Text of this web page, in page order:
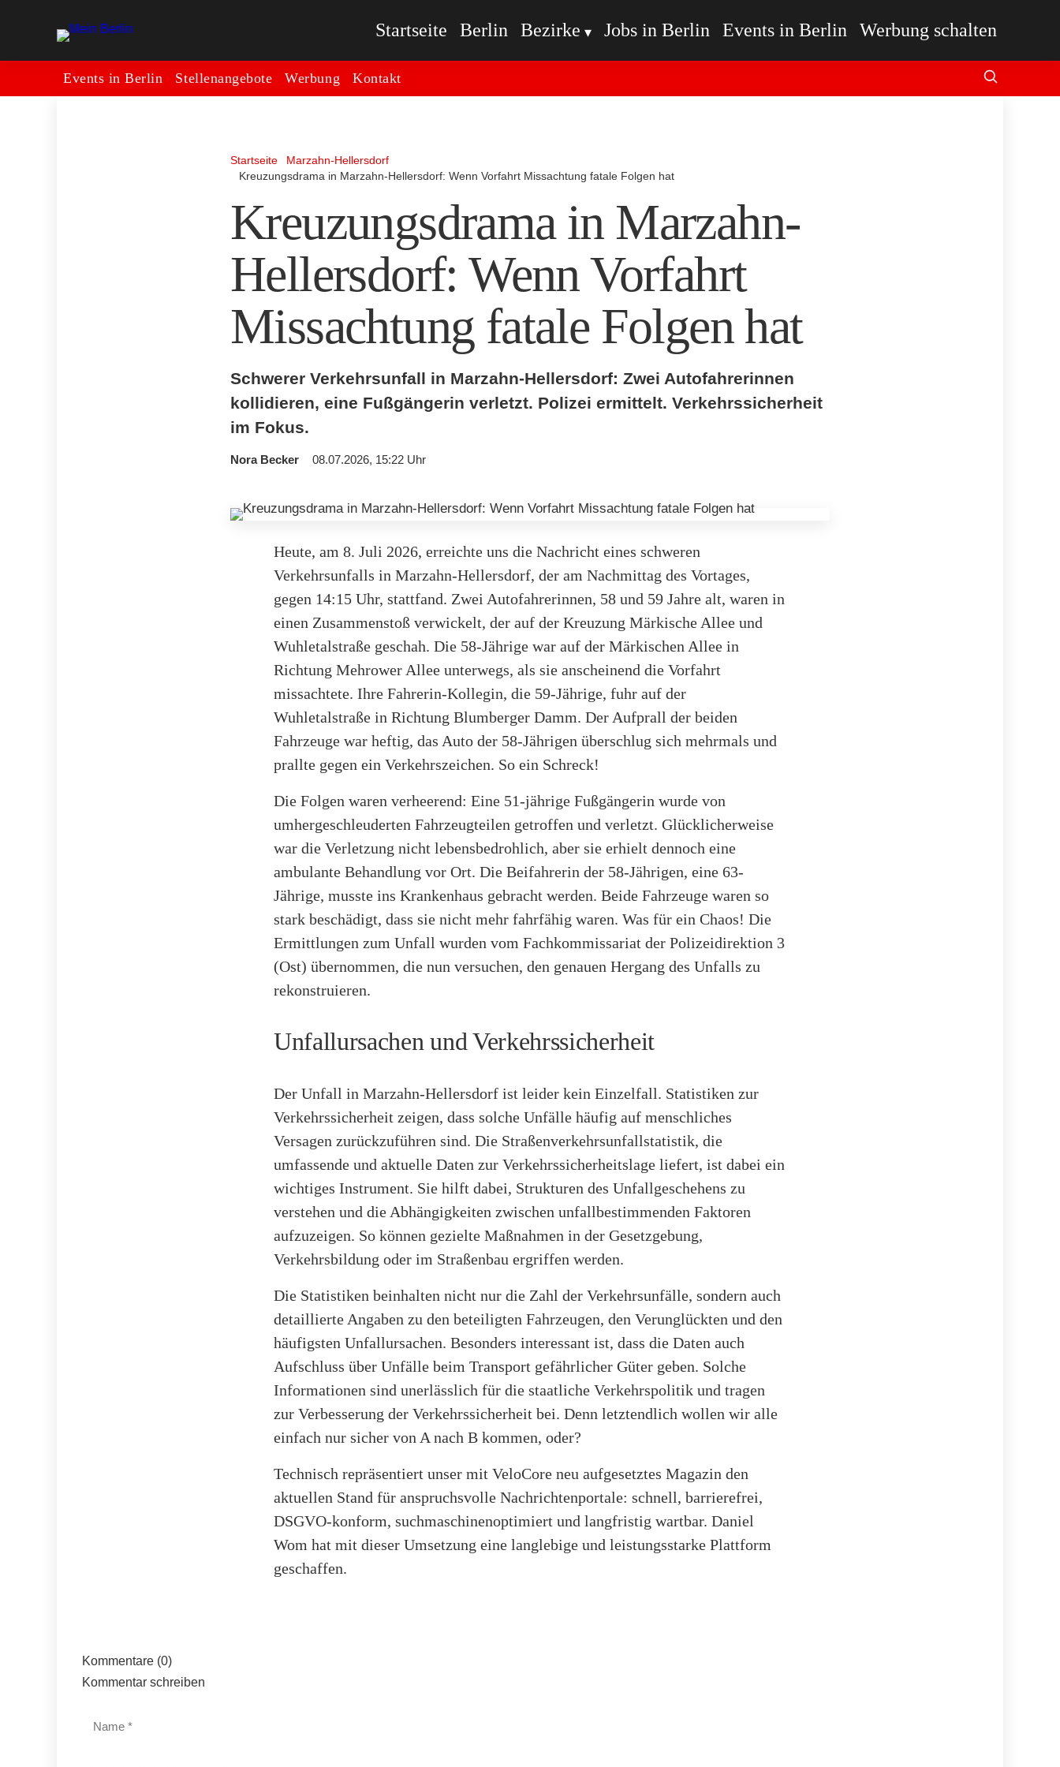
Startseite Berlin Bezirke Jobs in Berlin Events in Berlin Werbung schalten
Events in Berlin Stellenangebote Werbung Kontakt
Startseite
Marzahn-Hellersdorf
Kreuzungsdrama in Marzahn-Hellersdorf: Wenn Vorfahrt Missachtung fatale Folgen hat
Kreuzungsdrama in Marzahn-
Hellersdorf: Wenn Vorfahrt
Missachtung fatale Folgen hat
Schwerer Verkehrsunfall in Marzahn-Hellersdorf: Zwei Autofahrerinnen
kollidieren, eine Fußgängerin verletzt. Polizei ermittelt. Verkehrssicherheit
im Fokus.
Nora Becker 08.07.2026, 15:22 Uhr
Heute, am 8. Juli 2026, erreichte uns die Nachricht eines schweren
Verkehrsunfalls in Marzahn-Hellersdorf, der am Nachmittag des Vortages,
gegen 14:15 Uhr, stattfand. Zwei Autofahrerinnen, 58 und 59 Jahre alt, waren in
einen Zusammenstoß verwickelt, der auf der Kreuzung Märkische Allee und
Wuhletalstraße geschah. Die 58-Jährige war auf der Märkischen Allee in
Richtung Mehrower Allee unterwegs, als sie anscheinend die Vorfahrt
missachtete. Ihre Fahrerin-Kollegin, die 59-Jährige, fuhr auf der
Wuhletalstraße in Richtung Blumberger Damm. Der Aufprall der beiden
Fahrzeuge war heftig, das Auto der 58-Jährigen überschlug sich mehrmals und
prallte gegen ein Verkehrszeichen. So ein Schreck!
Die Folgen waren verheerend: Eine 51-jährige Fußgängerin wurde von
umhergeschleuderten Fahrzeugteilen getroffen und verletzt. Glücklicherweise
war die Verletzung nicht lebensbedrohlich, aber sie erhielt dennoch eine
ambulante Behandlung vor Ort. Die Beifahrerin der 58-Jährigen, eine 63-
Jährige, musste ins Krankenhaus gebracht werden. Beide Fahrzeuge waren so
stark beschädigt, dass sie nicht mehr fahrfähig waren. Was für ein Chaos! Die
Ermittlungen zum Unfall wurden vom Fachkommissariat der Polizeidirektion 3
(Ost) übernommen, die nun versuchen, den genauen Hergang des Unfalls zu
rekonstruieren.
Unfallursachen und Verkehrssicherheit
Der Unfall in Marzahn-Hellersdorf ist leider kein Einzelfall. Statistiken zur
Verkehrssicherheit zeigen, dass solche Unfälle häufig auf menschliches
Versagen zurückzuführen sind. Die Straßenverkehrsunfallstatistik, die
umfassende und aktuelle Daten zur Verkehrssicherheitslage liefert, ist dabei ein
wichtiges Instrument. Sie hilft dabei, Strukturen des Unfallgeschehens zu
verstehen und die Abhängigkeiten zwischen unfallbestimmenden Faktoren
aufzuzeigen. So können gezielte Maßnahmen in der Gesetzgebung,
Verkehrsbildung oder im Straßenbau ergriffen werden.
Die Statistiken beinhalten nicht nur die Zahl der Verkehrsunfälle, sondern auch
detaillierte Angaben zu den beteiligten Fahrzeugen, den Verunglückten und den
häufigsten Unfallursachen. Besonders interessant ist, dass die Daten auch
Aufschluss über Unfälle beim Transport gefährlicher Güter geben. Solche
Informationen sind unerlässlich für die staatliche Verkehrspolitik und tragen
zur Verbesserung der Verkehrssicherheit bei. Denn letztendlich wollen wir alle
einfach nur sicher von A nach B kommen, oder?
Technisch repräsentiert unser mit VeloCore neu aufgesetztes Magazin den
aktuellen Stand für anspruchsvolle Nachrichtenportale: schnell, barrierefrei,
DSGVO-konform, suchmaschinenoptimiert und langfristig wartbar. Daniel
Wom hat mit dieser Umsetzung eine langlebige und leistungsstarke Plattform
geschaffen.
Kommentare (0)
Kommentar schreiben